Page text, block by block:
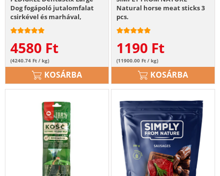
Dog fogápoló jutalomfalat
csirkével és marhával,
nagytestű felnőtt kutyáknak
28db - 4x270g
4580 Ft
(4240.74 Ft / kg)
KOSÁRBA
Natural horse meat sticks 3
pcs.
1190 Ft
(11900.00 Ft / kg)
KOSÁRBA